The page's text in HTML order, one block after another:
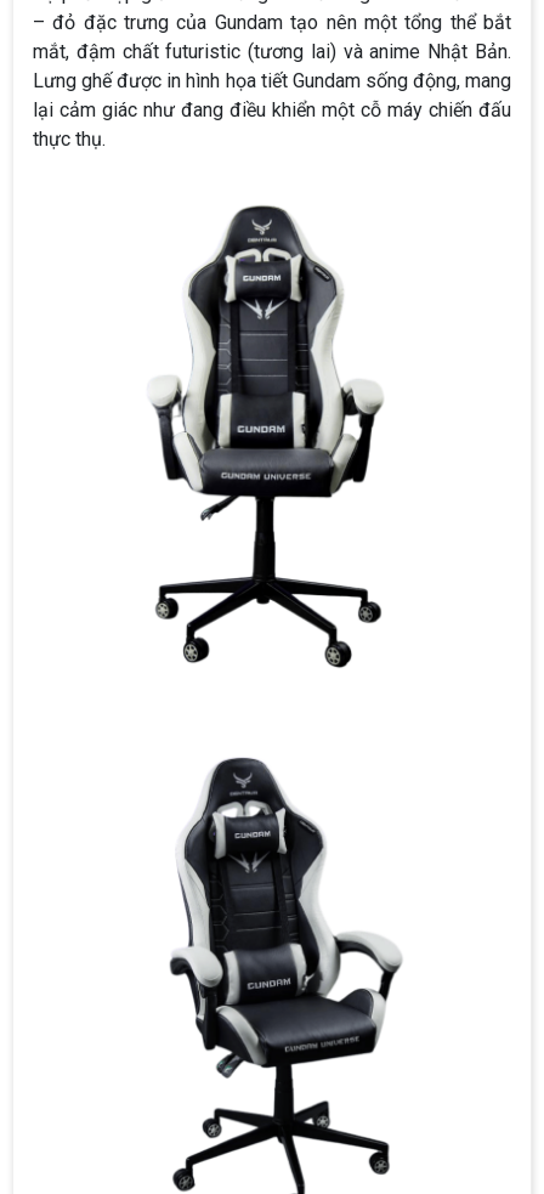
– đỏ đặc trưng của Gundam tạo nên một tổng thể bắt
mắt, đậm chất futuristic (tương lai) và anime Nhật Bản.
Lưng ghế được in hình họa tiết Gundam sống động, mang
lại cảm giác như đang điều khiển một cỗ máy chiến đấu
thực thụ.